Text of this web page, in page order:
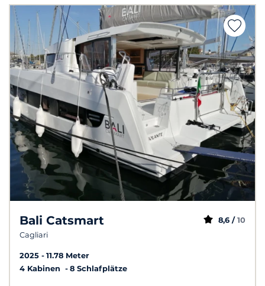
Bali Catsmart
Cagliari
8,6 / 10
2025
11.78 Meter
4 Kabinen
8 Schlafplätze